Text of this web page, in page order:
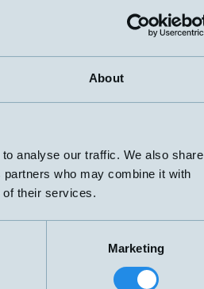
About
analyse our traffic. We also share
who may combine it with
of their services.
Marketing